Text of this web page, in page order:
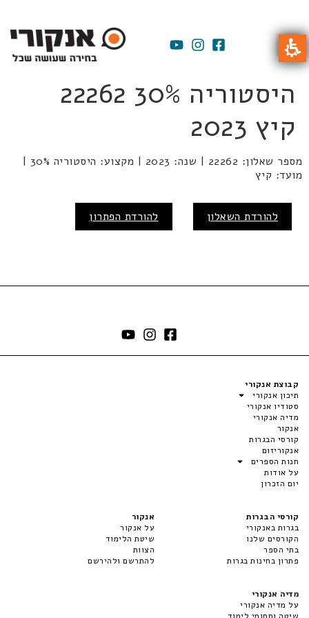
היסטוריה 30% 22262
קיץ 2023
מספר שאלון: 22262 | שנה: 2023 | מקצוע: היסטוריה 30% |
מועד: קיץ
להורדת השאלון להורדת הפתרון
קבוצת אנקורי
תיכון אנקורי
סטודיו אנקורי
מדיה אנקורי
אנקור
קורסי הבגרות
אנקוריזום
חנות הספרים
על אודות
יום הזכרון
קורסי הבגרות
בגרות באנקורי
הקורסים שלנו
בתי הספר
פתרון בחינות בגרות
אנקור
על אנקור
שיטת הלימוד
הצוות
להתרשם ולהירשם
מדיה אנקורי
על מדיה אנקורי